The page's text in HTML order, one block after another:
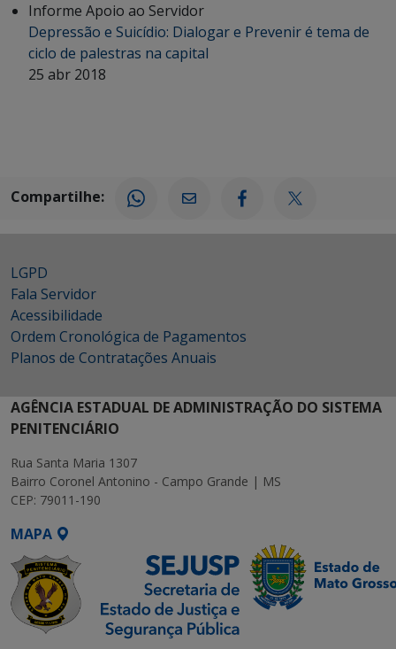
Informe Apoio ao Servidor
Depressão e Suicídio: Dialogar e Prevenir é tema de
ciclo de palestras na capital
25 abr 2018
Compartilhe:
LGPD
Fala Servidor
Acessibilidade
Ordem Cronológica de Pagamentos
Planos de Contratações Anuais
AGÊNCIA ESTADUAL DE ADMINISTRAÇÃO DO SISTEMA
PENITENCIÁRIO
Rua Santa Maria 1307
Bairro Coronel Antonino - Campo Grande | MS
CEP: 79011-190
MAPA